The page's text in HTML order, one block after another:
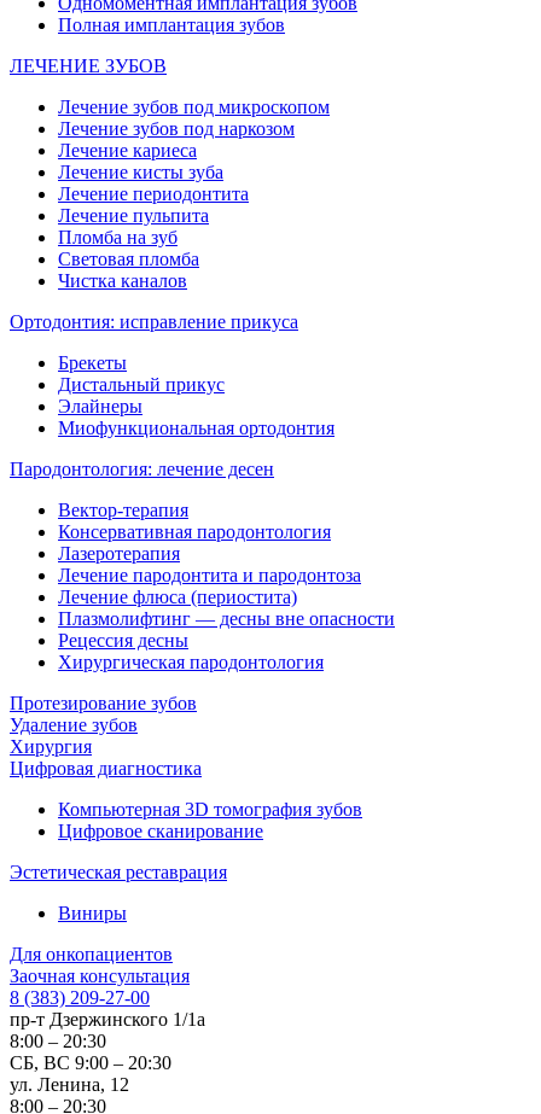
Полная имплантация зубов
ЛЕЧЕНИЕ ЗУБОВ
Лечение зубов под микроскопом
Лечение зубов под наркозом
Лечение кариеса
Лечение кисты зуба
Лечение периодонтита
Лечение пульпита
Пломба на зуб
Световая пломба
Чистка каналов
Ортодонтия: исправление прикуса
Брекеты
Дистальный прикус
Элайнеры
Миофункциональная ортодонтия
Пародонтология: лечение десен
Вектор-терапия
Консервативная пародонтология
Лазеротерапия
Лечение пародонтита и пародонтоза
Лечение флюса (периостита)
Плазмолифтинг — десны вне опасности
Рецессия десны
Хирургическая пародонтология
Протезирование зубов
Удаление зубов
Хирургия
Цифровая диагностика
Компьютерная 3D томография зубов
Цифровое сканирование
Эстетическая реставрация
Виниры
Для онкопациентов
Заочная консультация
8 (383) 209-27-00
пр-т Дзержинского 1/1а
8:00 – 20:30
СБ, ВС 9:00 – 20:30
ул. Ленина, 12
8:00 – 20:30